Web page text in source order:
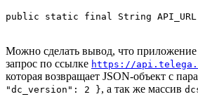
Можно сделать вывод, что
запрос по ссылке https://
которая возвращает JSON-объект с
"dc_version": 2 }, а так же массив